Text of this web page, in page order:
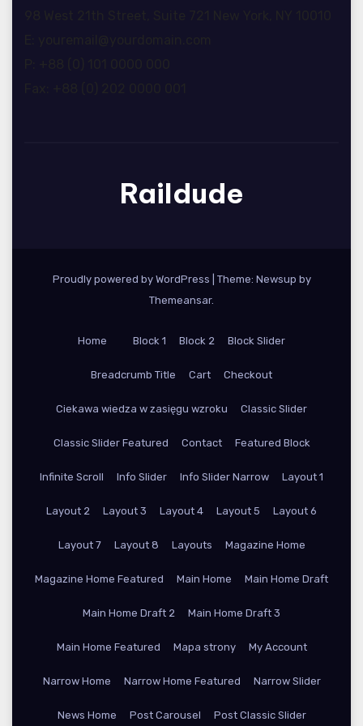
Raildude
Proudly powered by WordPress
Theme: Newsup by
Themeansar.
Home Block 1 Block 2 Block Slider
Breadcrumb Title Cart Checkout
Ciekawa wiedza w zasięgu wzroku Classic Slider
Classic Slider Featured Contact Featured Block
Infinite Scroll Info Slider Info Slider Narrow Layout 1
Layout 2 Layout 3 Layout 4 Layout 5 Layout 6
Layout 7 Layout 8 Layouts Magazine Home
Magazine Home Featured Main Home Main Home Draft
Main Home Draft 2 Main Home Draft 3
Main Home Featured Mapa strony My Account
Narrow Home Narrow Home Featured Narrow Slider
News Home Post Carousel Post Classic Slider